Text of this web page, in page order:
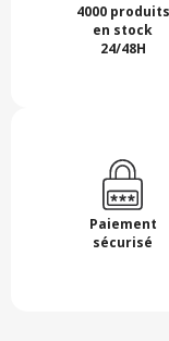
4000 produits
en stock
24/48H
Paiement
sécurisé